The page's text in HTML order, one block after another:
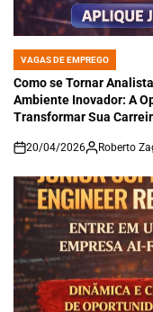
POSTED
IN
VAGAS DE EMPREGO
Como se Tornar
Ambiente Inovador: A
Transformar Sua
on
20/04/2026 Roberto